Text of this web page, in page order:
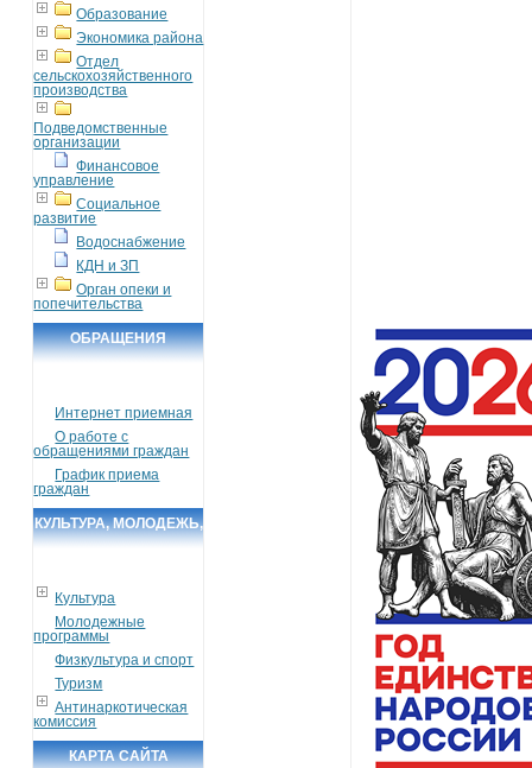
Образование
Экономика района
Отдел
сельскохозяйственного
производства
Подведомственные
организации
Финансовое
управление
Социальное
развитие
Водоснабжение
КДН и ЗП
Орган опеки и
попечительства
ОБРАЩЕНИЯ
Интернет приемная
О работе с
обращениями граждан
График приема
граждан
КУЛЬТУРА, МОЛОДЕЖЬ,
Культура
Молодежные
программы
Физкультура и спорт
Туризм
Антинаркотическая
комиссия
КАРТА САЙТА